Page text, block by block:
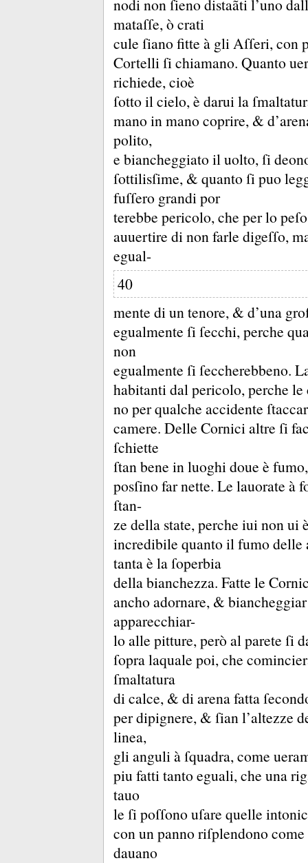
nodi non ſieno distaãti l’uno
mataſſe, ò crati
cule ſiano fitte à gli Aſſeri,
Cortelli ſi chiamano. Quanto
richiede, cioè
ſotto il cielo, è darui la
mano in mano coprire, &
polito,
e biancheggiato il uolto, ſi
ſottilisſime, & quanto ſi puo
fuſſero grandi por
terebbe pericolo, che per lo
auuertire di non farle digeſſo,
egual-
40
mente di un tenore, & d’una
egualmente ſi ſecchi, perche
non
egualmente ſi ſeccherebbeno.
habitanti dal pericolo, perche
no per qualche accidente
camere. Delle Cornici altre ſi
ſchiette
ſtan bene in luoghi doue è
posſino far nette. Le lauorate à
ſtan-
ze della state, perche iui non
incredibile quanto il fumo delle
tanta è la ſoperbia
della bianchezza. Fatte le
ancho adornare, &
apparecchiar-
lo alle pitture, però al parete ſi
ſopra laquale poi, che
ſmaltatura
di calce, & di arena fatta
per dipignere, & ſian l’altezze
linea,
gli anguli à ſquadra, come
piu fatti tanto eguali, che una
tauo
le ſi poſſono uſare quelle
con un panno riſplendono
dauano